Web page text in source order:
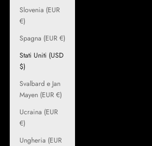
Slovenia (EUR
€)
Spagna (EUR €)
Stati Uniti (USD
$)
Svalbard e Jan
Mayen (EUR €)
Ucraina (EUR
€)
Ungheria (EUR